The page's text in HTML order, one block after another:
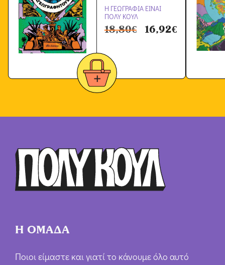
Η ΓΕΩΓΡΑΦΙΑ ΕΙΝΑΙ
ΠΟΛΥ ΚΟΥΛ
18,80€ 16,92€
Η ΟΜΑΔΑ
Ποιοι είμαστε και γιατί το κάνουμε όλο αυτό